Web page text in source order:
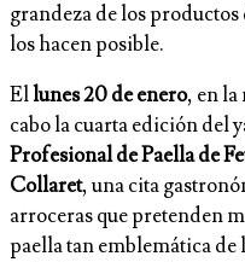
grandeza de los productos
los hacen posible.
Ellunes 20 de enero, en la
cabo la cuarta edición del
Profesional de Paella de
Collaret, una cita
arroceras que pretenden
paella tan emblemática de